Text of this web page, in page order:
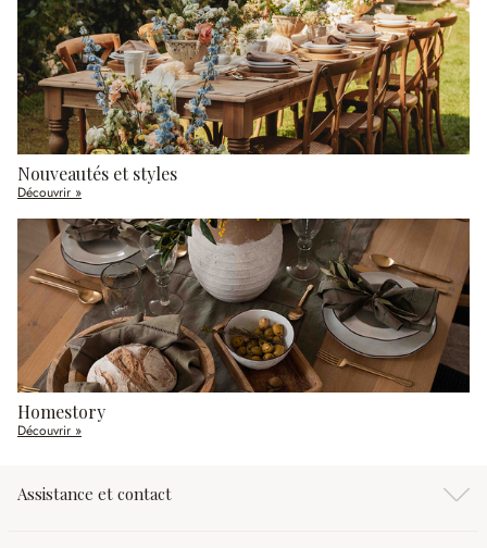
Nouveautés et styles
Découvrir »
Homestory
Découvrir »
Assistance et contact